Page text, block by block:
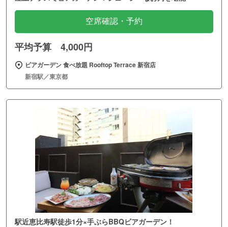
空席確認・予約
平均予算 4,000円
ビアガーデン 食べ放題 Rooftop Terrace 新宿店
新宿駅／東京都
駅近恵比寿駅徒歩1分×手ぶらBBQビアガーデン！